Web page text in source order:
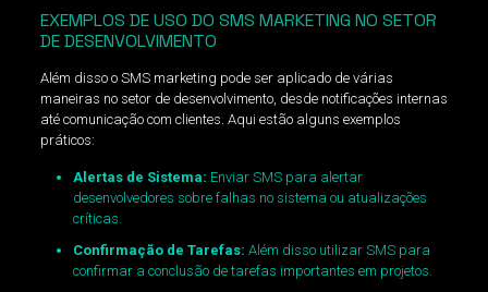
EXEMPLOS DE USO DO SMS MARKETING NO SETOR
DE DESENVOLVIMENTO
Além disso o SMS marketing pode ser aplicado de várias
maneiras no setor de desenvolvimento, desde notificações internas
até comunicação com clientes. Aqui estão alguns exemplos
práticos:
Alertas de Sistema: Enviar SMS para alertar
desenvolvedores sobre falhas no sistema ou atualizações
críticas.
Confirmação de Tarefas: Além disso utilizar SMS para
confirmar a conclusão de tarefas importantes em projetos.